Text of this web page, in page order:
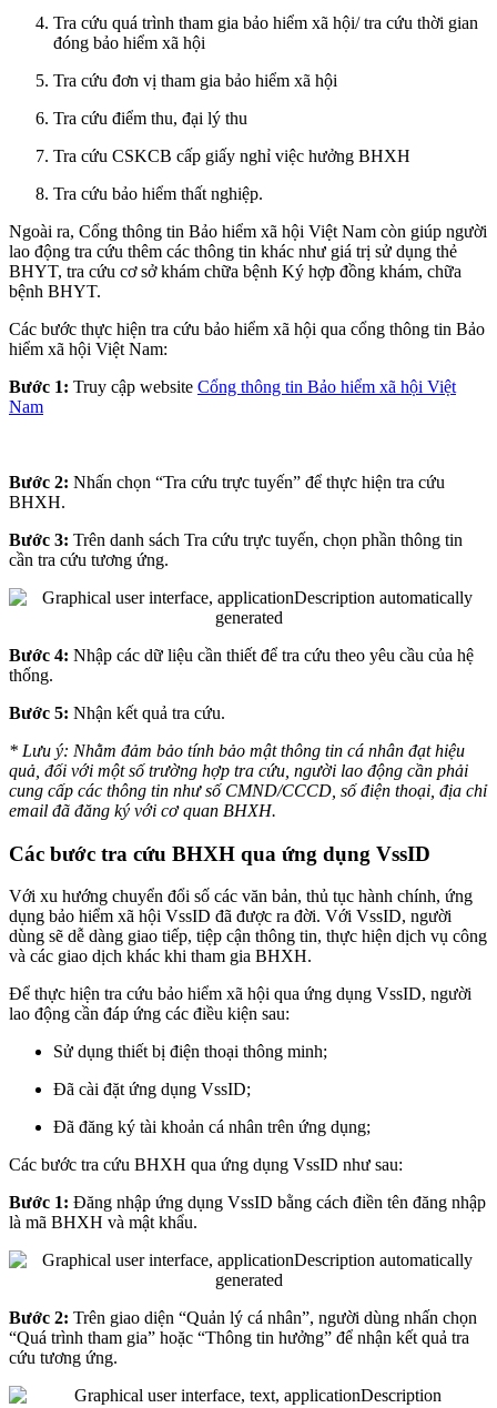
Tra cứu quá trình tham gia bảo hiểm xã hội/ tra cứu thời gian
đóng bảo hiểm xã hội
Tra cứu đơn vị tham gia bảo hiểm xã hội
Tra cứu điểm thu, đại lý thu
Tra cứu CSKCB cấp giấy nghỉ việc hưởng BHXH
Tra cứu bảo hiểm thất nghiệp.
Ngoài ra, Cổng thông tin Bảo hiểm xã hội Việt Nam còn giúp người
lao động tra cứu thêm các thông tin khác như giá trị sử dụng thẻ
BHYT, tra cứu cơ sở khám chữa bệnh Ký hợp đồng khám, chữa
bệnh BHYT.
Các bước thực hiện tra cứu bảo hiểm xã hội qua cổng thông tin Bảo
hiểm xã hội Việt Nam:
Bước 1: Truy cập website Cổng thông tin Bảo hiểm xã hội Việt
Nam
Bước 2: Nhấn chọn “Tra cứu trực tuyến” để thực hiện tra cứu
BHXH.
Bước 3: Trên danh sách Tra cứu trực tuyến, chọn phần thông tin
cần tra cứu tương ứng.
Bước 4: Nhập các dữ liệu cần thiết để tra cứu theo yêu cầu của hệ
thống.
Bước 5: Nhận kết quả tra cứu.
* Lưu ý: Nhằm đảm bảo tính bảo mật thông tin cá nhân đạt hiệu
quả, đối với một số trường hợp tra cứu, người lao động cần phải
cung cấp các thông tin như số CMND/CCCD, số điện thoại, địa chỉ
email đã đăng ký với cơ quan BHXH.
Các bước tra cứu BHXH qua ứng dụng VssID
Với xu hướng chuyển đổi số các văn bản, thủ tục hành chính, ứng
dụng bảo hiểm xã hội VssID đã được ra đời. Với VssID, người
dùng sẽ dễ dàng giao tiếp, tiệp cận thông tin, thực hiện dịch vụ công
và các giao dịch khác khi tham gia BHXH.
Để thực hiện tra cứu bảo hiểm xã hội qua ứng dụng VssID, người
lao động cần đáp ứng các điều kiện sau:
Sử dụng thiết bị điện thoại thông minh;
Đã cài đặt ứng dụng VssID;
Đã đăng ký tài khoản cá nhân trên ứng dụng;
Các bước tra cứu BHXH qua ứng dụng VssID như sau:
Bước 1: Đăng nhập ứng dụng VssID bằng cách điền tên đăng nhập
là mã BHXH và mật khẩu.
Bước 2: Trên giao diện “Quản lý cá nhân”, người dùng nhấn chọn
“Quá trình tham gia” hoặc “Thông tin hưởng” để nhận kết quả tra
cứu tương ứng.